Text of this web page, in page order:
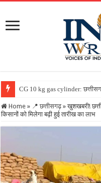
CG 10 kg gas cylinder:
Home » 📍 छत्तीसगढ़ » खुशखबरी!
किसानों को मिलेगा बढ़ी हुई तारीख का लाभ